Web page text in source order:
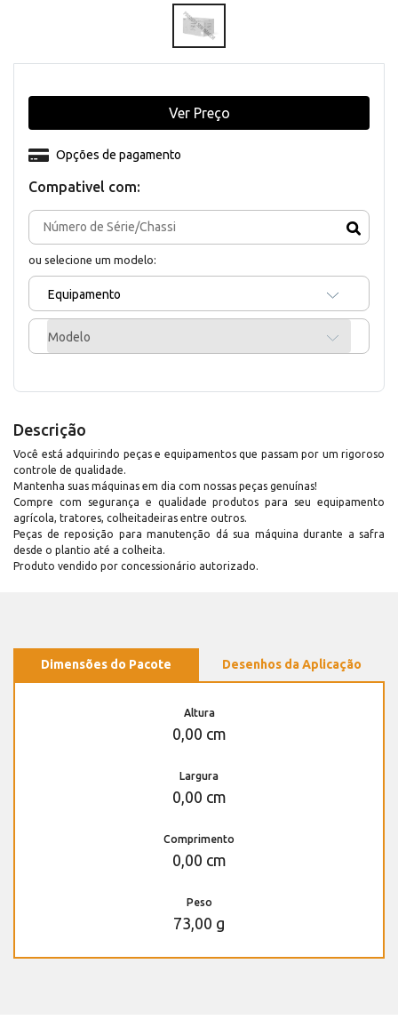
Compativel com:
ou selecione um modelo:
Equipamento
Modelo
Opções de pagamento
Ver Preço
Descrição
Você está adquirindo peças e equipamentos que passam por um rigoroso
controle de qualidade.
Mantenha suas máquinas em dia com nossas peças genuínas!
Compre com segurança e qualidade produtos para seu equipamento
agrícola, tratores, colheitadeiras entre outros.
Peças de reposição para manutenção dá sua máquina durante a safra
desde o plantio até a colheita.
Produto vendido por concessionário autorizado.
Dimensões do Pacote Desenhos da Aplicação
Altura
0,00 cm
Largura
0,00 cm
Comprimento
0,00 cm
Peso
73,00 g